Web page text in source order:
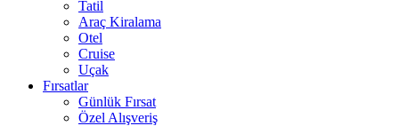
Tatil
Araç Kiralama
Otel
Cruise
Uçak
Fırsatlar
Günlük Fırsat
Özel Alışveriş